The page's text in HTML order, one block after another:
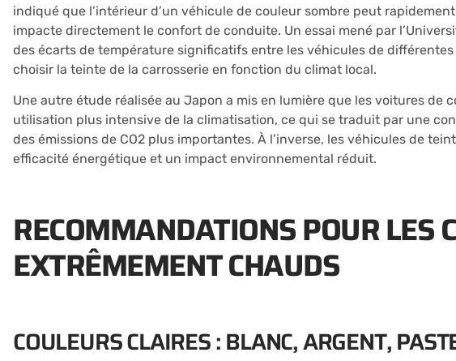
indiqué que l’intérieur d’un véhicule de couleur sombre peut
impacte directement le confort de conduite. Un essai mené par
des écarts de température significatifs entre les véhicules de
choisir la teinte de la carrosserie en fonction du climat local.
Une autre étude réalisée au Japon a mis en lumière que les voitures de
utilisation plus intensive de la climatisation, ce qui se traduit par une
des émissions de CO2 plus importantes. À l’inverse, les véhicules de
efficacité énergétique et un impact environnemental réduit.
RECOMMANDATIONS POUR LES
EXTRÊMEMENT CHAUDS
COULEURS CLAIRES : BLANC, ARGENT,